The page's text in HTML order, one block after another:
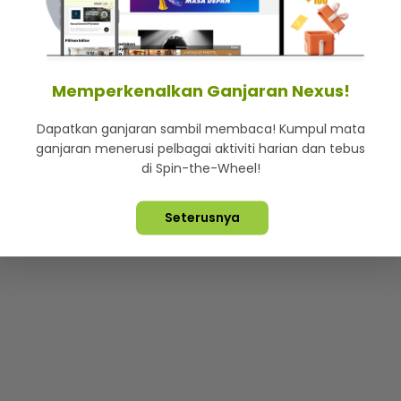
Lebih hot, viral dan sensasi
Terpelihara © 2026. Star Media Group Berhad [197101000523
Memperkenalkan Ganjaran Nexus!
Dapatkan ganjaran sambil membaca! Kumpul mata
ganjaran menerusi pelbagai aktiviti harian dan tebus
di Spin-the-Wheel!
Seterusnya